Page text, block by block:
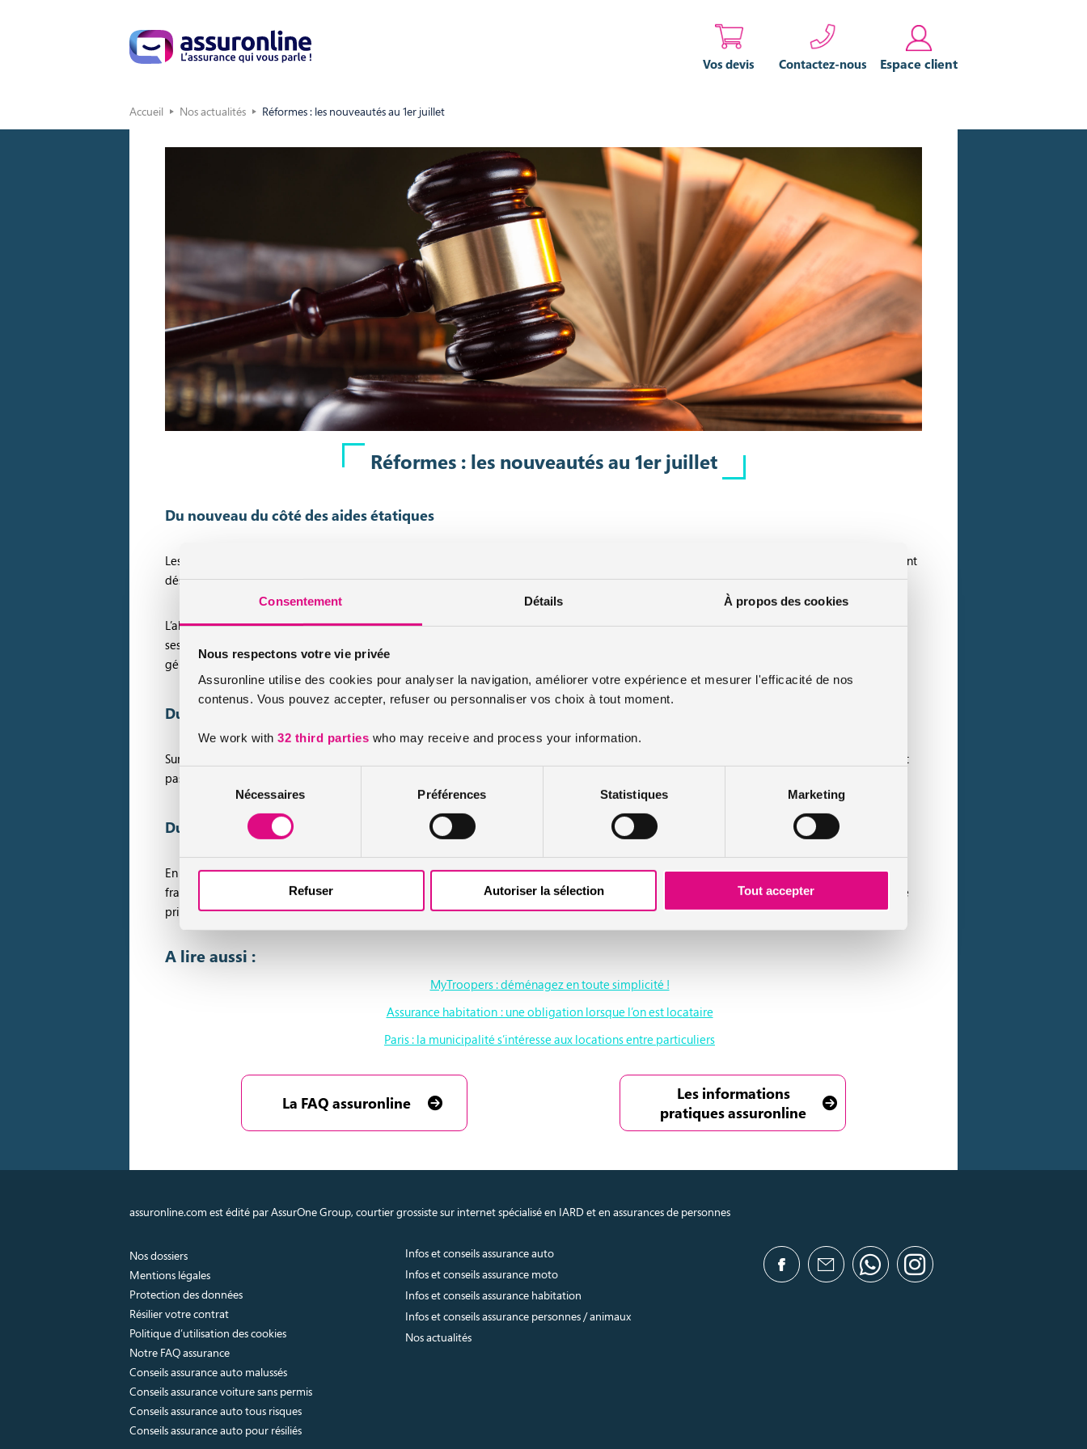
Consentement Détails À propos des cookies
Nous respectons votre vie privée
Assuronline utilise des cookies pour analyser la navigation, améliorer votre expérience et mesurer l'efficacité de nos
contenus. Vous pouvez accepter, refuser ou personnaliser vos choix à tout moment.
We work with 32 third parties who may receive and process your information.
Sélection
consentement
Nécessaires Préférences Statistiques Marketing
Refuser Autoriser la sélection Tout accepter
Vos devis Contactez-nous Espace client
Accueil Nos actualités Réformes : les nouveautés au 1er juillet
Réformes : les nouveautés au 1er juillet
Du nouveau du côté des aides étatiques
Les aides versées par l’état ont connu de plus ou moins gros bouleversements avec les réformes du 1er juillet 2015. Les allocations familiales sont
désormais versées selon un critère de revenus. Les ménages avec deux enfants et déclarant plus de 6000 euros par mois sont concernés.
L’allocation chômage a été revalorisée de 0.3% au 1er juillet 2015. L’aide à la complémentaire santéa quelque peu changé également, puisque
ses bénéficiaires auront désormais le choix parmi 10 contrats types proposant un bon rapport qualité prix, et expérimentent le tiers payant
généralisé.
Du nouveau pour les conducteurs
Sur la route, il y a également de la nouveauté. Les
ne sont
pas en reste, le taux d’alcoolémie autorisé passe de 0.5 à 0.2 gramme par litre de sang.
Du nouveau pour les consommateurs suite aux réformes
En 2015, le consommateur est remis au centre des préoccupations. Le transfert de dossier d’une auto école à une autre se fait désormais sans
frais. Un affichage plus complet est prévu pour les médicaments (remboursable ou non…). Les informations données aux consommateurs sur le
prix devront également être plus précises pour les services à la personne.
A lire aussi :
MyTroopers : déménagez en toute simplicité !
Assurance habitation : une obligation lorsque l’on est locataire
Paris : la municipalité s’intéresse aux locations entre particuliers
La FAQ assuronline
Les informations
pratiques assuronline
assuronline.com est édité par AssurOne Group, courtier grossiste sur internet spécialisé en IARD et en assurances de personnes
Nos dossiers
Mentions légales
Protection des données
Résilier votre contrat
Politique d’utilisation des cookies
Notre FAQ assurance
Conseils assurance auto malussés
Conseils assurance voiture sans permis
Conseils assurance auto tous risques
Conseils assurance auto pour résiliés
Infos et conseils assurance auto
Infos et conseils assurance moto
Infos et conseils assurance habitation
Infos et conseils assurance personnes / animaux
Nos actualités